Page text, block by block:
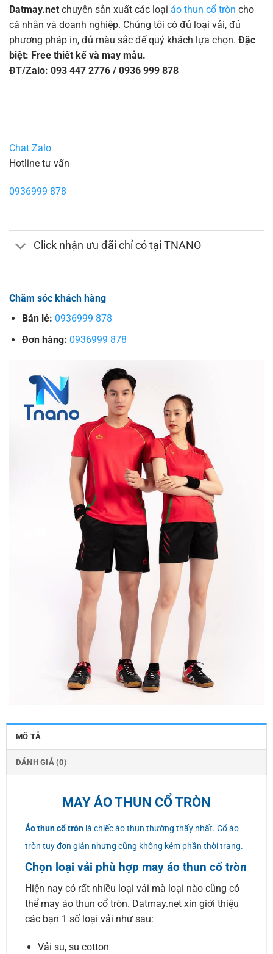
Datmay.net chuyên sản xuất các loại áo thun cổ tròn cho
cá nhân và doanh nghiệp. Chúng tôi có đủ loại vải, đủ
phương pháp in, đủ màu sắc để quý khách lựa chọn. Đặc
biệt: Free thiết kế và may mẫu.
ĐT/Zalo: 093 447 2776 / 0936 999 878
Chat Zalo
Hotline tư vấn
0936999 878
Click nhận ưu đãi chỉ có tại TNANO
Chăm sóc khách hàng
Bán lẻ: 0936999 878
Đơn hàng: 0936999 878
MÔ TẢ
ĐÁNH GIÁ (0)
MAY ÁO THUN CỔ TRÒN
Áo thun cổ trònlà chiếc áo thun thường thấy nhất. Cổ áo
tròn tuy đơn giản nhưng cũng không kém phần thời trang.
Chọn loại vải phù hợp may áo thun cổ tròn
Hiện nay có rất nhiều loại vải mà loại nào cũng có
thể may áo thun cổ tròn. Datmay.net xin giới thiệu
các bạn 1 số loại vải như sau:
Vải su, su cotton